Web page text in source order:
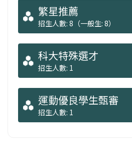
繁星推薦
招生人數: 8（一般生: 8）
科大特殊選才
招生人數: 1
運動優良學生甄審
招生人數: 1